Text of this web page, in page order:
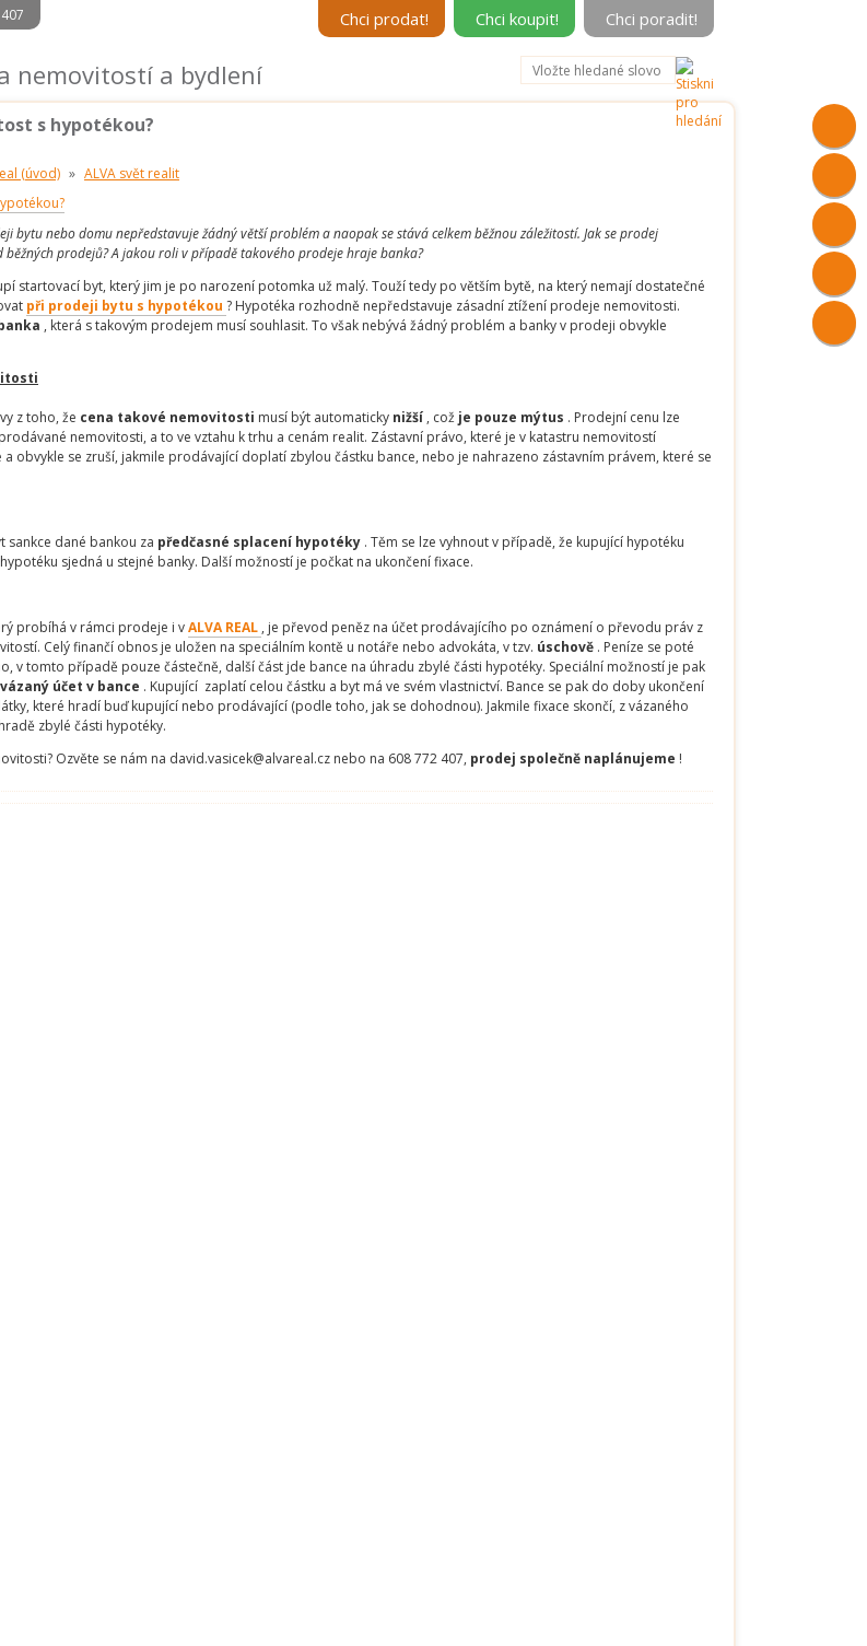
nemovitostí a bydlení
Chci prodat! Chci koupit! Chci poradit!
s hypotékou?
(úvod) » ALVA svět realit
bytu nebo domu nepředstavuje žádný větší problém a naopak se stává celkem běžnou záležitostí. Jak se prodej
prodejů? A jakou roli v případě takového prodeje hraje banka?
startovací byt, který jim je po narození potomka už malý. Touží tedy po větším bytě, na který nemají dostatečné
při prodeji bytu s hypotékou ? Hypotéka rozhodně nepředstavuje zásadní ztížení prodeje nemovitosti.
, která s takovým prodejem musí souhlasit. To však nebývá žádný problém a banky v prodeji obvykle
z toho, že cena takové nemovitosti musí být automaticky nižší , což je pouze mýtus . Prodejní cenu lze
nemovitosti, a to ve vztahu k trhu a cenám realit. Zástavní právo, které je v katastru nemovitostí
obvykle se zruší, jakmile prodávající doplatí zbylou částku bance, nebo je nahrazeno zástavním právem, které se
sankce dané bankou za předčasné splacení hypotéky . Těm se lze vyhnout v případě, že kupující hypotéku
sjedná u stejné banky. Další možností je počkat na ukončení fixace.
probíhá v rámci prodeje i vALVA REAL , je převod peněz na účet prodávajícího po oznámení o převodu práv z
Celý finančí obnos je uložen na speciálním kontě u notáře nebo advokáta, v tzv. úschově . Peníze se poté
v tomto případě pouze částečně, další část jde bance na úhradu zbylé části hypotéky. Speciální možností je pak
účet v bance . Kupující zaplatí celou částku a byt má ve svém vlastnictví. Bance se pak do doby ukončení
které hradí buď kupující nebo prodávající (podle toho, jak se dohodnou). Jakmile fixace skončí, z vázaného
zbylé části hypotéky.
Ozvěte se nám na david.vasicek@alvareal.cz nebo na 608 772 407, prodej společně naplánujeme !